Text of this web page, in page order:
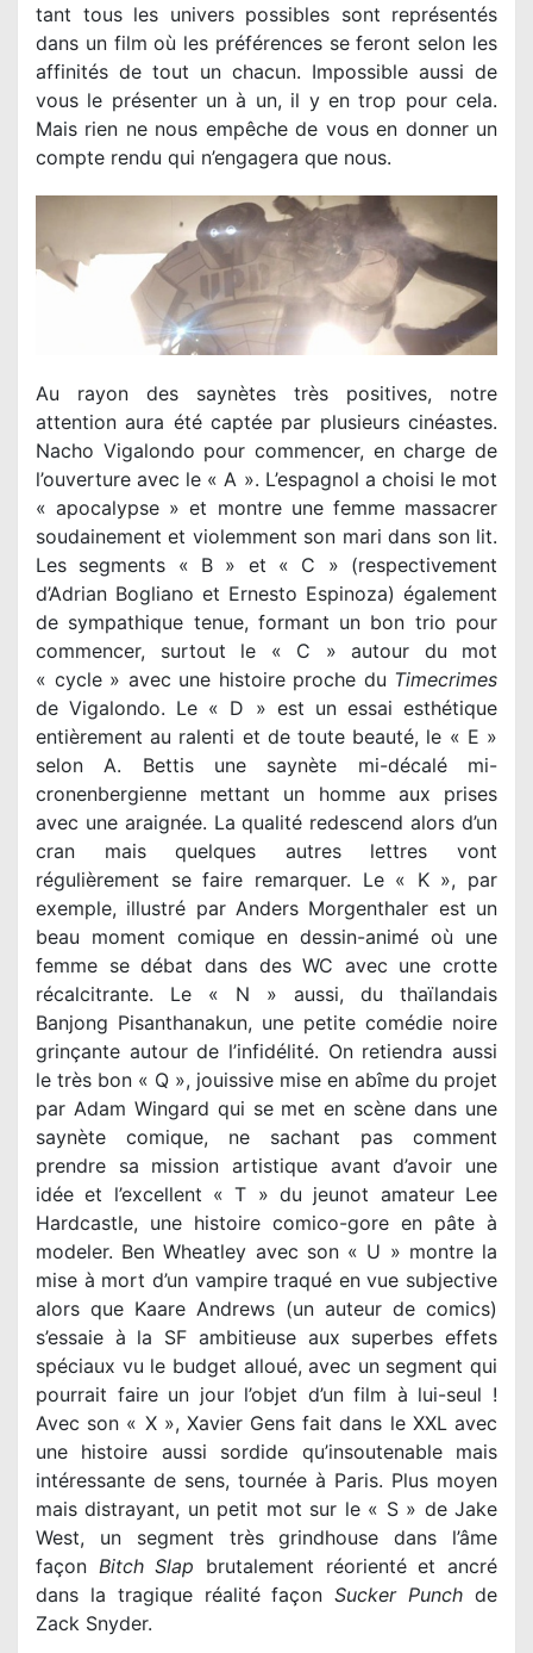
tant tous les univers possibles sont représentés
dans un film où les préférences se feront selon les
affinités de tout un chacun. Impossible aussi de
vous le présenter un à un, il y en trop pour cela.
Mais rien ne nous empêche de vous en donner un
compte rendu qui n’engagera que nous.
Au rayon des saynètes très positives, notre
attention aura été captée par plusieurs cinéastes.
Nacho Vigalondo pour commencer, en charge de
l’ouverture avec le « A ». L’espagnol a choisi le mot
« apocalypse » et montre une femme massacrer
soudainement et violemment son mari dans son lit.
Les segments « B » et « C » (respectivement
d’Adrian Bogliano et Ernesto Espinoza) également
de sympathique tenue, formant un bon trio pour
commencer, surtout le « C » autour du mot
« cycle » avec une histoire proche du Timecrimes
de Vigalondo. Le « D » est un essai esthétique
entièrement au ralenti et de toute beauté, le « E »
selon A. Bettis une saynète mi-décalé mi-
cronenbergienne mettant un homme aux prises
avec une araignée. La qualité redescend alors d’un
cran mais quelques autres lettres vont
régulièrement se faire remarquer. Le « K », par
exemple, illustré par Anders Morgenthaler est un
beau moment comique en dessin-animé où une
femme se débat dans des WC avec une crotte
récalcitrante. Le « N » aussi, du thaïlandais
Banjong Pisanthanakun, une petite comédie noire
grinçante autour de l’infidélité. On retiendra aussi
le très bon « Q », jouissive mise en abîme du projet
par Adam Wingard qui se met en scène dans une
saynète comique, ne sachant pas comment
prendre sa mission artistique avant d’avoir une
idée et l’excellent « T » du jeunot amateur Lee
Hardcastle, une histoire comico-gore en pâte à
modeler. Ben Wheatley avec son « U » montre la
mise à mort d’un vampire traqué en vue subjective
alors que Kaare Andrews (un auteur de comics)
s’essaie à la SF ambitieuse aux superbes effets
spéciaux vu le budget alloué, avec un segment qui
pourrait faire un jour l’objet d’un film à lui-seul !
Avec son « X », Xavier Gens fait dans le XXL avec
une histoire aussi sordide qu’insoutenable mais
intéressante de sens, tournée à Paris. Plus moyen
mais distrayant, un petit mot sur le « S » de Jake
West, un segment très grindhouse dans l’âme
façon Bitch Slap brutalement réorienté et ancré
dans la tragique réalité façonSucker Punch de
Zack Snyder.